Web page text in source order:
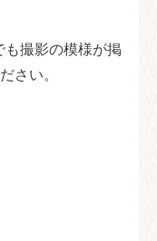
撮影の模様が掲
さい。